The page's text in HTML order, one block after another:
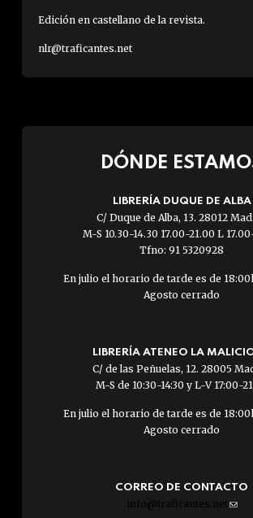
Edición en castellano de la revista.
nlr@traficantes.net
DÓNDE
LIBRERÍA DUQUE DE ALBA
C/ Duque de Alba, 13. 28012
M-S 10.30-14.30 17.00-21.00 L
Tfno: 91 5320928
En julio el horario de tarde es de
Agosto cerrado
LIBRERÍA ATENEO LA
C/ de las Peñuelas, 12. 28005
M-S de 10:30-14:30 y L-V 17:00-
En julio el horario de tarde es de
Agosto cerrado
CORREO DE CONTACTO
info@traficantes.net (link